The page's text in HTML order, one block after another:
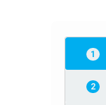
1
2